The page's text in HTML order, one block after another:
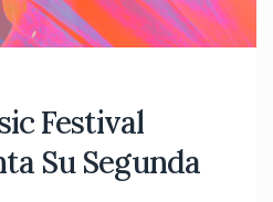
Festival
Su Segunda